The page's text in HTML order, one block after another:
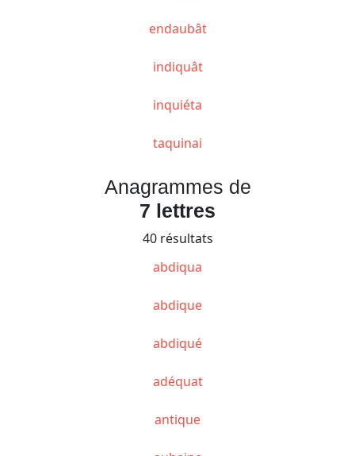
endaubât
indiquât
inquiéta
taquinai
Anagrammes de
7 lettres
40 résultats
abdiqua
abdique
abdiqué
adéquat
antique